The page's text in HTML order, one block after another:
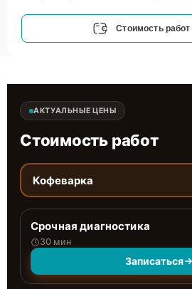
Стоимость работ
АКТУАЛЬНЫЕ ЦЕНЫ
Стоимость работ
Кофеварка
Срочная диагностика
30 мин
Записаться